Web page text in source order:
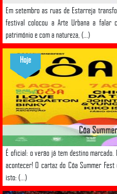
Em setembro as ruas de Estarreja
festival colocou a Arte Urbana a falar
património e com a natureza, (...)
Côa
É oficial: o verão já tem destino
acontecer! O cartaz do Côa Summer
isto: (...)
Hoje